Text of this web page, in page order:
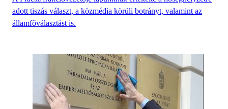
adott tiszás választ, a közmédia körüli botrányt, valamint az
államfőválasztást is.